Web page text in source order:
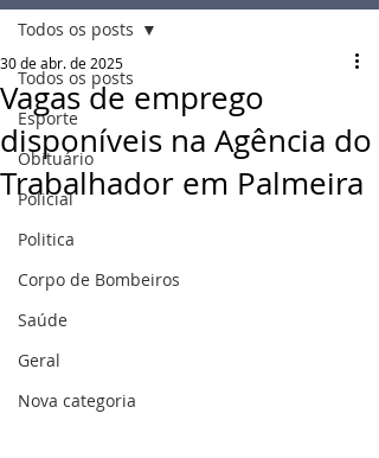
Todos os posts
Esporte
Obituário
Policial
Politica
Corpo de Bombeiros
Saúde
Geral
Nova categoria
Todos os posts
Vagas de emprego
disponíveis na Agência do
Trabalhador em Palmeira
30 de abr. de 2025